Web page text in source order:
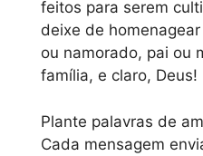
feitos para serem
deixe de
ou namorado, pai ou
família, e claro, Deus!
Plante palavras de
Cada mensagem